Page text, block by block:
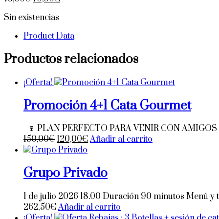
original
era:
75,00€.
es:
70,00€.
Sin existencias
Product Data
Productos relacionados
¡Oferta!
Promoción 4+1 Cata Gourmet
🍷 PLAN PERFECTO PARA VENIR CON AMIGOS
150,00€ El
precio
era:
150,00€.
120,00€El
es:
120,00€.
Añadir al carrito
Grupo Privado
1 de julio 2026 18.00 Duración 90 minutos Menú y
262,50€ Añadir al carrito